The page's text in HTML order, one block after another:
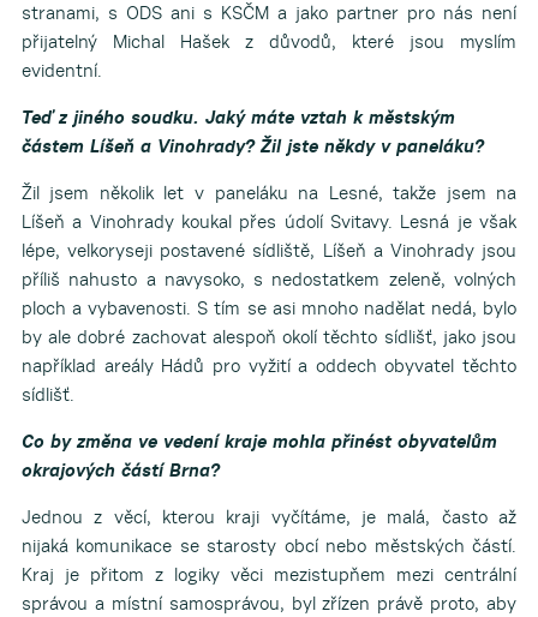
stranami, s ODS ani s KSČM a jako partner pro nás není
přijatelný Michal Hašek z důvodů, které jsou myslím
evidentní.
Teď z jiného soudku. Jaký máte vztah k městským
částem Líšeň a Vinohrady? Žil jste někdy v paneláku?
Žil jsem několik let v paneláku na Lesné, takže jsem na
Líšeň a Vinohrady koukal přes údolí Svitavy. Lesná je však
lépe, velkoryseji postavené sídliště, Líšeň a Vinohrady jsou
příliš nahusto a navysoko, s nedostatkem zeleně, volných
ploch a vybavenosti. S tím se asi mnoho nadělat nedá, bylo
by ale dobré zachovat alespoň okolí těchto sídlišť, jako jsou
například areály Hádů pro vyžití a oddech obyvatel těchto
sídlišť.
Co by změna ve vedení kraje mohla přinést obyvatelům
okrajových částí Brna?
Jednou z věcí, kterou kraji vyčítáme, je malá, často až
nijaká komunikace se starosty obcí nebo městských částí.
Kraj je přitom z logiky věci mezistupňem mezi centrální
správou a místní samosprávou, byl zřízen právě proto, aby